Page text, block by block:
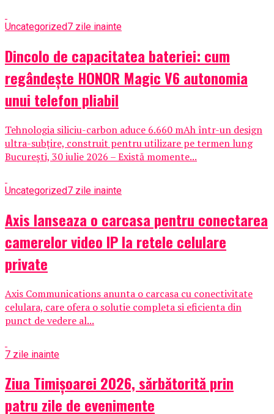
Uncategorized7 zile inainte
Dincolo de capacitatea bateriei: cum
regândește HONOR Magic V6 autonomia
unui telefon pliabil
Tehnologia siliciu-carbon aduce 6.660 mAh într-un design
ultra-subțire, construit pentru utilizare pe termen lung
București, 30 iulie 2026 – Există momente...
Uncategorized7 zile inainte
Axis lanseaza o carcasa pentru conectarea
camerelor video IP la retele celulare
private
Axis Communications anunta o carcasa cu conectivitate
celulara, care ofera o solutie completa si eficienta din
punct de vedere al...
7 zile inainte
Ziua Timișoarei 2026, sărbătorită prin
patru zile de evenimente